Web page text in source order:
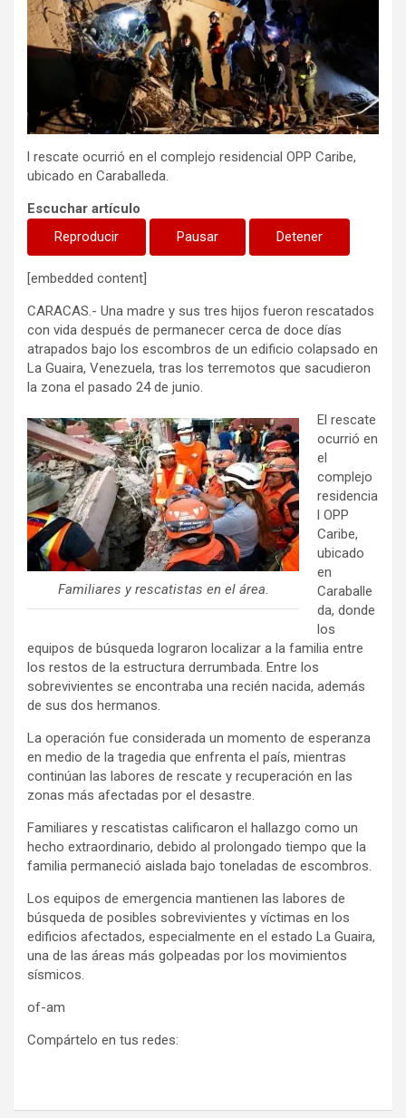
l rescate ocurrió en el complejo residencial OPP Caribe,
ubicado en Caraballeda.
Escuchar artículo
Reproducir
Pausar Detener
[embedded content]
CARACAS.- Una madre y sus tres hijos fueron rescatados
con vida después de permanecer cerca de doce días
atrapados bajo los escombros de un edificio colapsado en
La Guaira, Venezuela, tras los terremotos que sacudieron
la zona el pasado 24 de junio.
Familiares y rescatistas en el área.
El rescate
ocurrió en
el
complejo
residencia
l OPP
Caribe,
ubicado
en
Caraballe
da, donde
los
equipos de búsqueda lograron localizar a la familia entre
los restos de la estructura derrumbada. Entre los
sobrevivientes se encontraba una recién nacida, además
de sus dos hermanos.
La operación fue considerada un momento de esperanza
en medio de la tragedia que enfrenta el país, mientras
continúan las labores de rescate y recuperación en las
zonas más afectadas por el desastre.
Familiares y rescatistas calificaron el hallazgo como un
hecho extraordinario, debido al prolongado tiempo que la
familia permaneció aislada bajo toneladas de escombros.
Los equipos de emergencia mantienen las labores de
búsqueda de posibles sobrevivientes y víctimas en los
edificios afectados, especialmente en el estado La Guaira,
una de las áreas más golpeadas por los movimientos
sísmicos.
of-am
Compártelo en tus redes: